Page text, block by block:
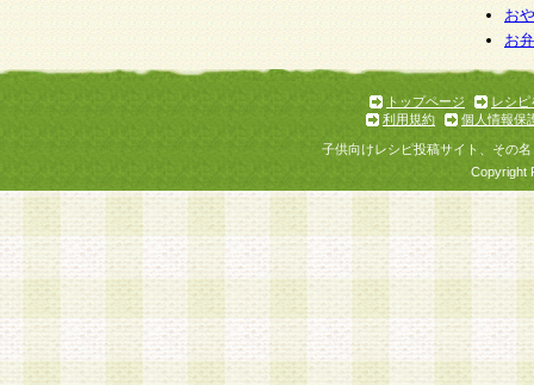
お
お
トップページ
レシピ
利用規約
個人情報保
子供向けレシピ投稿サイト、その
Copyright